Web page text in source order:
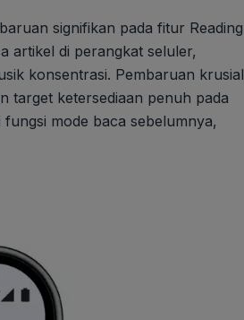
signifikan pada fitur Reading
artikel di perangkat seluler,
konsentrasi. Pembaruan krusial
target ketersediaan penuh pada
mode baca sebelumnya,